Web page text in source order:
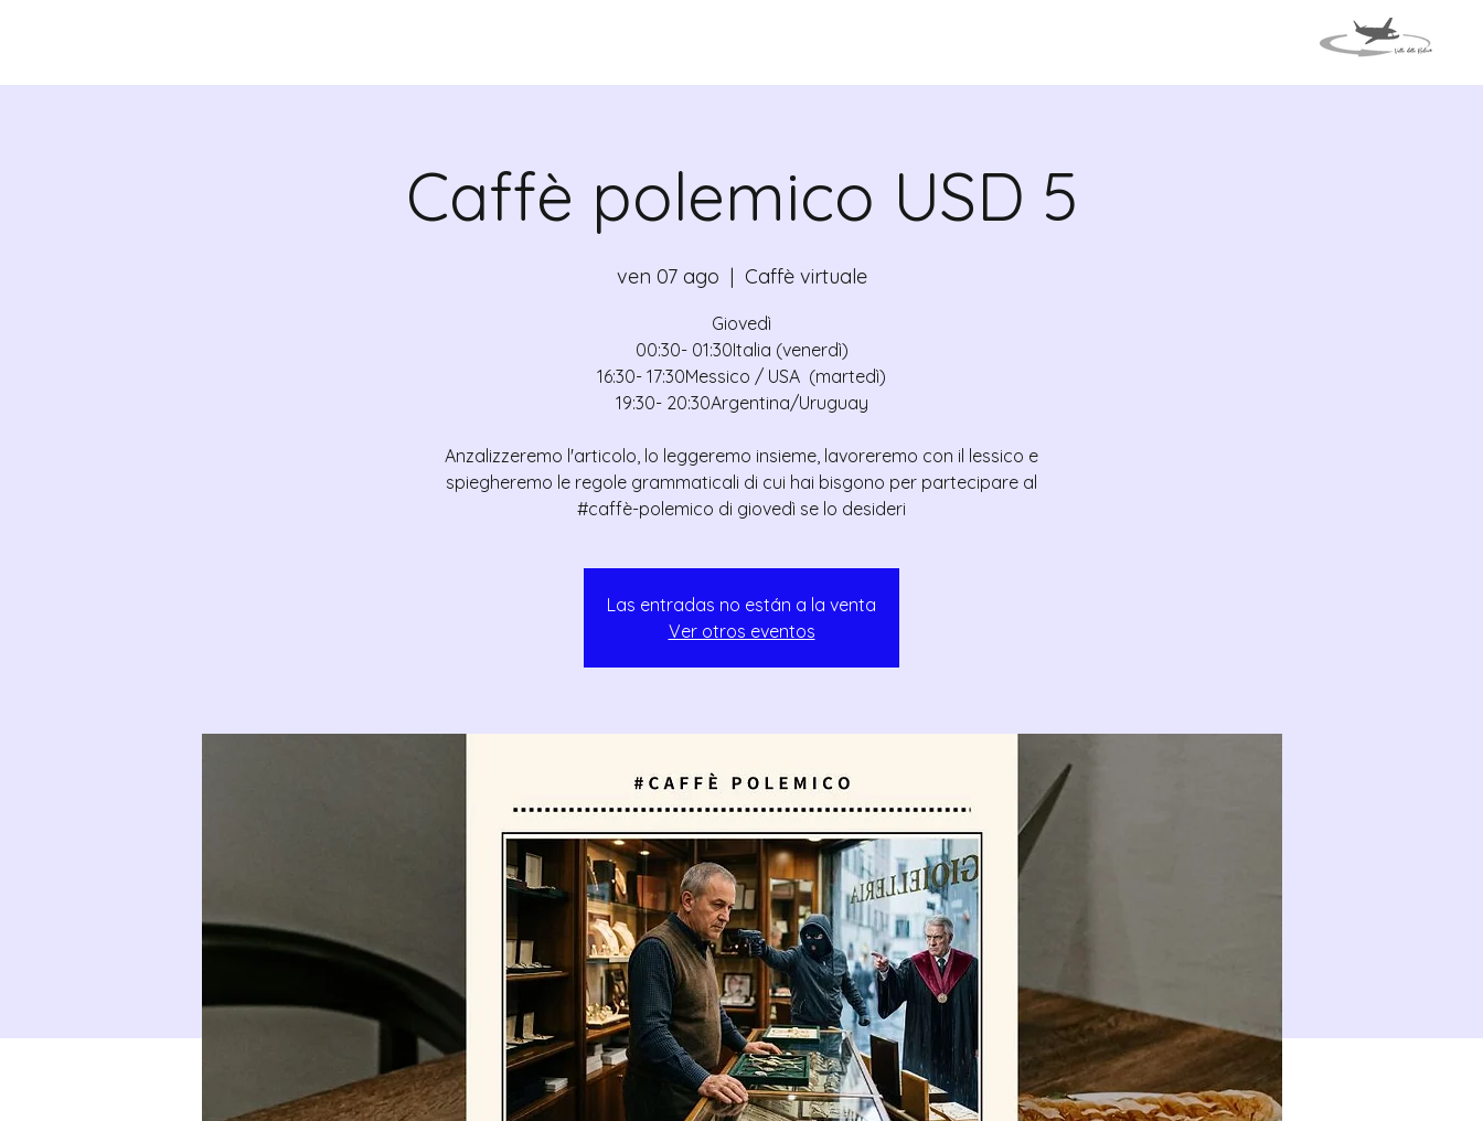
Caffè polemico USD 5
ven 07 ago
  |
Caffè virtuale
Giovedì
00:30- 01:30Italia (venerdì)
16:30- 17:30Messico / USA (martedì)
19:30- 20:30Argentina/Uruguay
Anzalizzeremo l'articolo, lo leggeremo insieme, lavoreremo con il lessico e
spiegheremo le regole grammaticali di cui hai bisgono per partecipare al
#caffè-polemico di giovedì se lo desideri
Las entradas no están a la venta
Ver otros eventos